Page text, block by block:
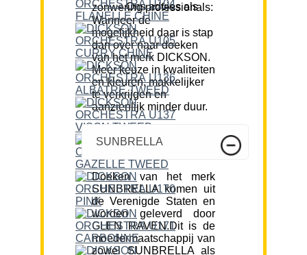
Ons advies als zonwering professionals:
Wanneer de
mogelijkheid daar is stap
dan over naar doeken
van het merk DICKSON.
Meer keuze in kwaliteiten
en kleuren, makkelijker
te verkrijgen en
aanzienlijk minder duur.
SUNBRELLA
Doeken van het merk
SUNBRELLA komen uit
de Verenigde Staten en
worden geleverd door
GLEN RAVEN.Dit is de
moedermaatschappij van
zowel SUNBRELLA als